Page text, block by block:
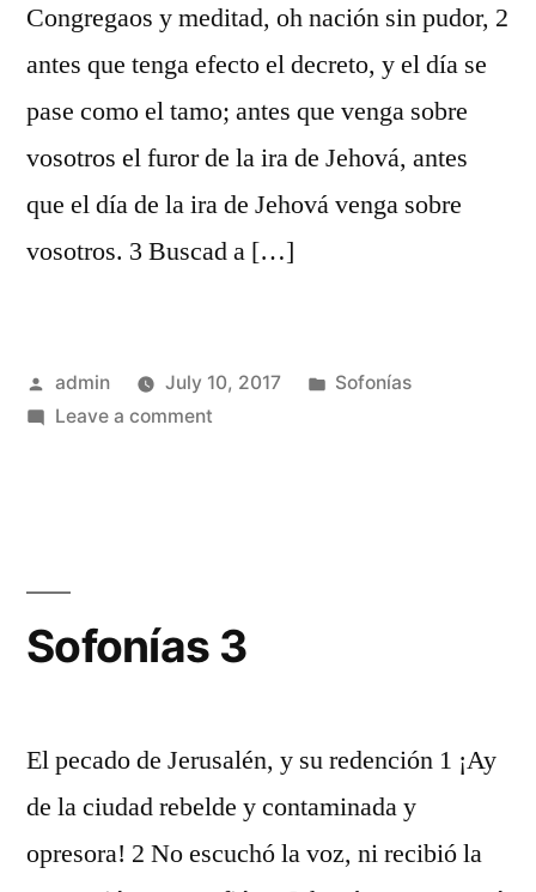
Congregaos y meditad, oh nación sin pudor, 2
antes que tenga efecto el decreto, y el día se
pase como el tamo; antes que venga sobre
vosotros el furor de la ira de Jehová, antes
que el día de la ira de Jehová venga sobre
vosotros. 3 Buscad a […]
Posted
by
admin July 10, 2017
Posted
Sofonías
Leave a commenton
Sofonías 3
El pecado de Jerusalén, y su redención 1 ¡Ay
de la ciudad rebelde y contaminada y
opresora! 2 No escuchó la voz, ni recibió la